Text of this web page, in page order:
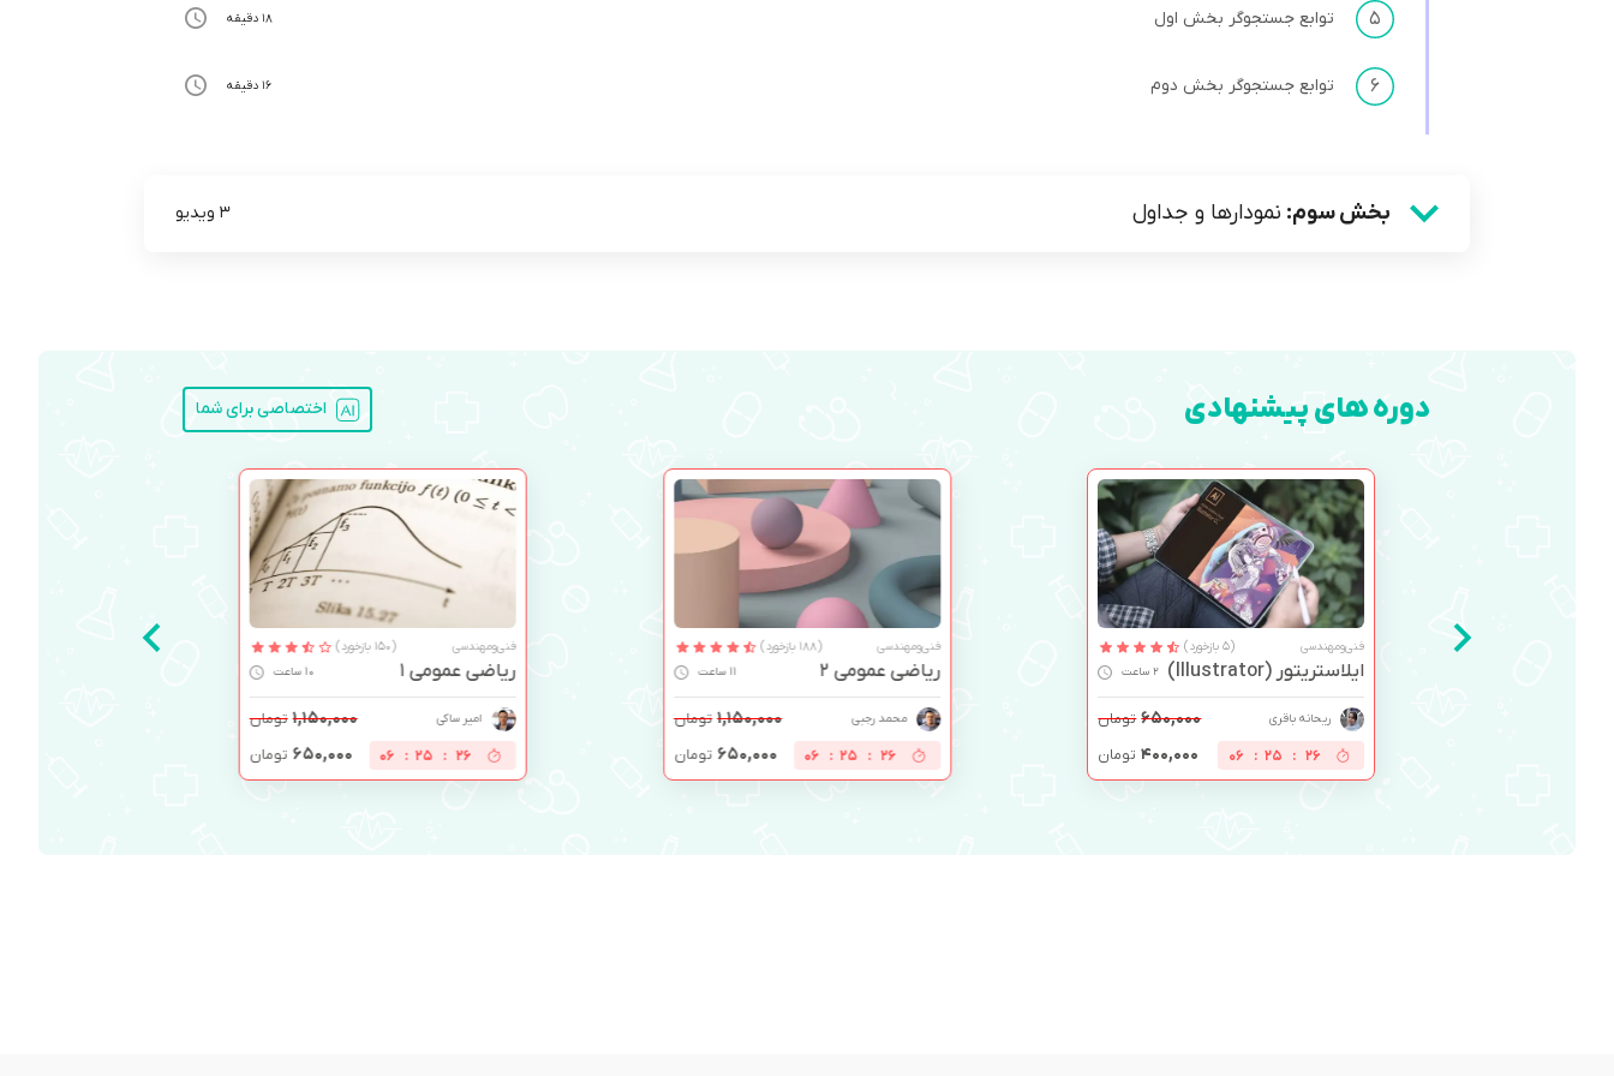
۵ توابع جستجوگر بخش اول 18 دقیقه
۶ توابع جستجوگر بخش دوم 16 دقیقه
بخش سوم: نمودار‌ها و جداول 3 ویدیو
دوره های پیشنهادی اختصاصی برای شما
فنی‌ومهندسی (5 بازخورد)
ایلاستریتور (Illustrator) 2 ساعت
ریحانه باقری ۶۵۰,۰۰۰ تومان
25
:
25
:
06 ۴۰۰,۰۰۰ تومان
فنی‌ومهندسی (188 بازخورد)
ریاضی عمومی 2 11 ساعت
محمد رجبی ۱,۱۵۰,۰۰۰ تومان
25
:
25
:
06 ۶۵۰,۰۰۰ تومان
فنی‌ومهندسی (150 بازخورد)
ریاضی عمومی 1 10 ساعت
امیر ساکی ۱,۱۵۰,۰۰۰ تومان
25
:
25
:
06 ۶۵۰,۰۰۰ تومان